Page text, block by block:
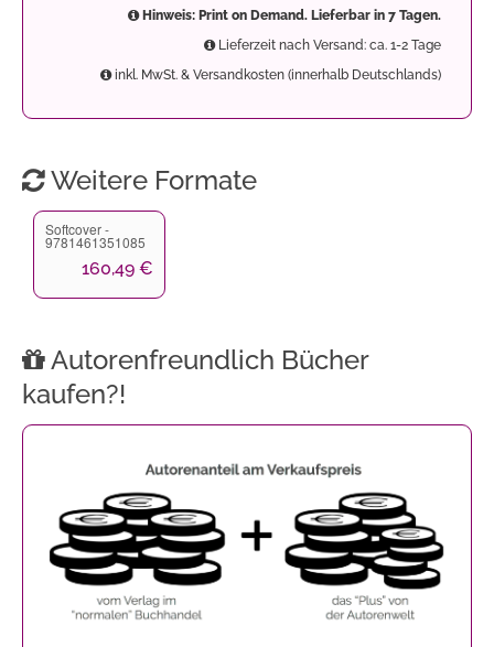
Hinweis: Print on Demand. Lieferbar in 7 Tagen.
Lieferzeit nach Versand: ca. 1-2 Tage
inkl. MwSt. & Versandkosten (innerhalb Deutschlands)
Weitere Formate
Softcover -
9781461351085
160,49 €
Autorenfreundlich Bücher
kaufen?!